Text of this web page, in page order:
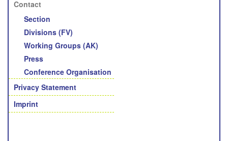
Contact
Section
Divisions (FV)
Working Groups (AK)
Press
Conference Organisation
Privacy Statement
Imprint